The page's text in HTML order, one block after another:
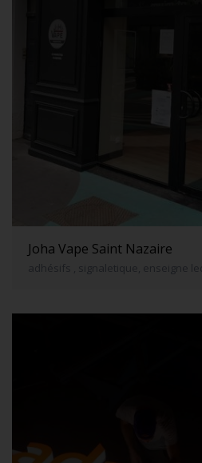
Joha Vape Saint Nazaire
adhésifs , signaletique, enseigne led